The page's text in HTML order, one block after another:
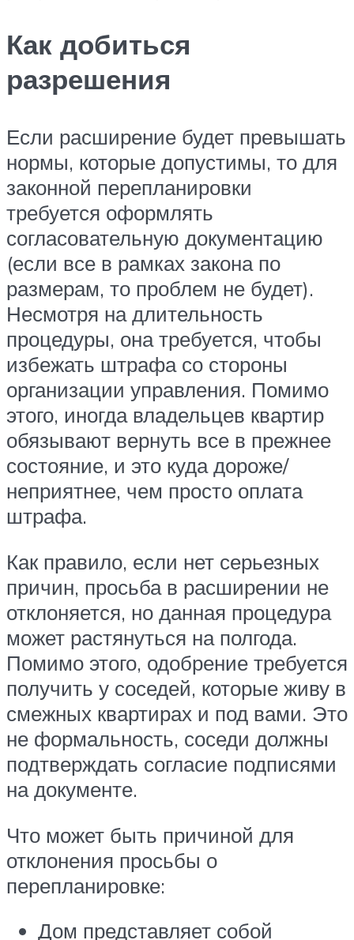
Как добиться
разрешения
Если расширение будет превышать
нормы, которые допустимы, то для
законной перепланировки
требуется оформлять
согласовательную документацию
(если все в рамках закона по
размерам, то проблем не будет).
Несмотря на длительность
процедуры, она требуется, чтобы
избежать штрафа со стороны
организации управления. Помимо
этого, иногда владельцев квартир
обязывают вернуть все в прежнее
состояние, и это куда дороже/
неприятнее, чем просто оплата
штрафа.
Как правило, если нет серьезных
причин, просьба в расширении не
отклоняется, но данная процедура
может растянуться на полгода.
Помимо этого, одобрение требуется
получить у соседей, которые живу в
смежных квартирах и под вами. Это
не формальность, соседи должны
подтверждать согласие подписями
на документе.
Что может быть причиной для
отклонения просьбы о
перепланировке:
Дом представляет собой